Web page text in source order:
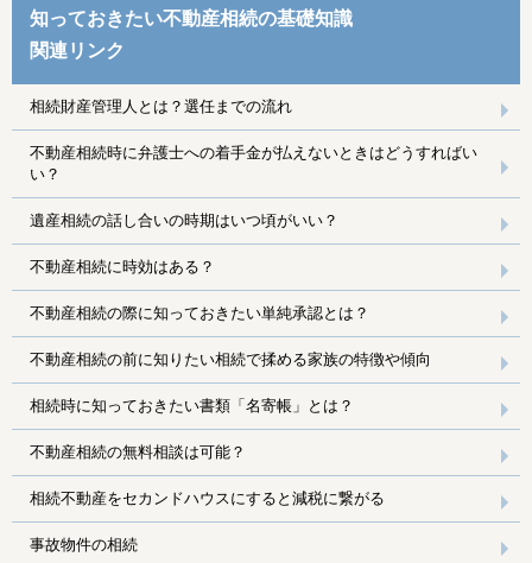
知っておきたい不動産相続の基礎知識
関連リンク
相続財産管理人とは？選任までの流れ
不動産相続時に弁護士への着手金が払えないときはどうすればい
い？
遺産相続の話し合いの時期はいつ頃がいい？
不動産相続に時効はある？
不動産相続の際に知っておきたい単純承認とは？
不動産相続の前に知りたい相続で揉める家族の特徴や傾向
相続時に知っておきたい書類「名寄帳」とは？
不動産相続の無料相談は可能？
相続不動産をセカンドハウスにすると減税に繋がる
事故物件の相続